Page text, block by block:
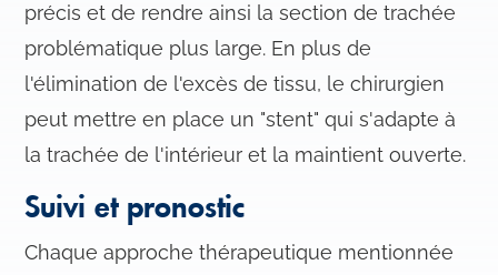
précis et de rendre ainsi la section de trachée
problématique plus large. En plus de
l'élimination de l'excès de tissu, le chirurgien
peut mettre en place un "stent" qui s'adapte à
la trachée de l'intérieur et la maintient ouverte.
Suivi et pronostic
Chaque approche thérapeutique mentionnée